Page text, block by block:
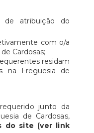
de atribuição do
com o/a
Cardosas;
residam
na Freguesia de
junto da
de Cardosas,
do site (ver link